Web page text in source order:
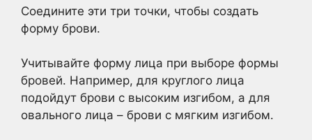
Соедините эти три точки, чтобы создать
форму брови.
Учитывайте форму лица при выборе формы
бровей. Например, для круглого лица
подойдут брови с высоким изгибом, а для
овального лица – брови с мягким изгибом.